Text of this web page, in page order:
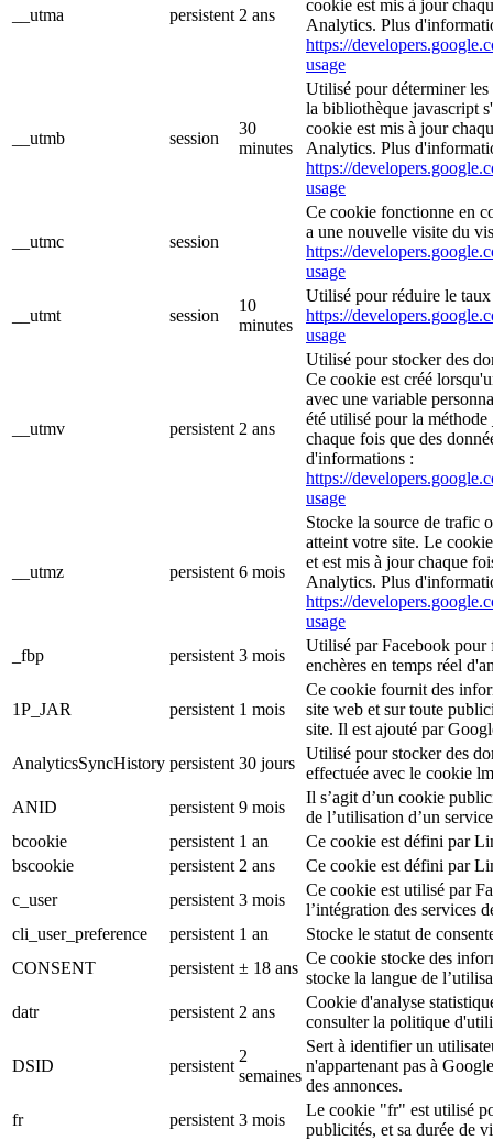
__utma persistent 2 ans
cookie est mis à jour
Analytics. Plus
https://
usage
__utmb session
30
minutes
Utilisé pour déterminer les
la bibliothèque javascript
cookie est mis à jour
Analytics. Plus
https://
usage
__utmc session
Ce cookie fonctionne en
a une nouvelle visite du
https://
usage
__utmt session
10
minutes
Utilisé pour réduire le
https://
usage
__utmv persistent 2 ans
Utilisé pour stocker des
Ce cookie est créé
avec une variable
été utilisé pour la
chaque fois que des
d'informations :
https://
usage
__utmz persistent 6 mois
Stocke la source de trafic
atteint votre site. Le
et est mis à jour chaque
Analytics. Plus
https://
usage
_fbp
persistent 3 mois
Utilisé par Facebook pour
enchères en temps réel
1P_JAR persistent 1 mois
Ce cookie fournit des
site web et sur toute
site. Il est ajouté par
AnalyticsSyncHistory persistent 30 jours
Utilisé pour stocker des
effectuée avec le cookie
ANID
persistent 9 mois
Il s’agit d’un cookie
de l’utilisation d’un
bcookie
persistent 1 an
Ce cookie est défini par
bscookie
persistent 2 ans
Ce cookie est défini par
c_user
persistent 3 mois
Ce cookie est utilisé par
l’intégration des services
cli_user_preference
persistent 1 an
Stocke le statut de
CONSENT
persistent ± 18 ans
Ce cookie stocke des
stocke la langue de
datr
persistent 2 ans
Cookie d'analyse
consulter la politique
DSID persistent
2
semaines
Sert à identifier un
n'appartenant pas à
des annonces.
fr
persistent 3 mois
Le cookie "fr" est utilisé
publicités, et sa durée de